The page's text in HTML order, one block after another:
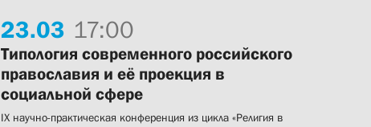
23.03 17:00
Типология современного российского
православия и её проекция в
социальной сфере
IX научно-практическая конференция из цикла «Религия в